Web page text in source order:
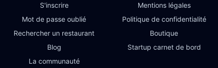
S'inscrire
Mot de passe oublié
Rechercher un restaurant
Blog
La communauté
Mentions légales
Politique de confidentialité
Boutique
Startup carnet de bord